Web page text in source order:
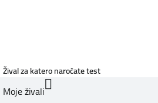
Žival za katero naročate test
Moje živali